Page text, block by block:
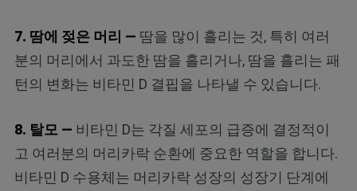
7. 땀에 젖은 머리 — 땀을 많이 흘리는 것, 특히 여러
분의 머리에서 과도한 땀을 흘리거나, 땀을 흘리는 패
턴의 변화는 비타민 D 결핍을 나타낼 수 있습니다.
8. 탈모 — 비타민 D는 각질 세포의 급증에 결정적이
고 여러분의 머리카락 순환에 중요한 역할을 합니다.
비타민 D 수용체는 머리카락 성장의 성장기 단계에